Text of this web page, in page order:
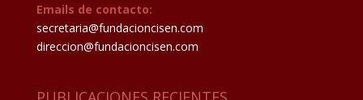
Emails de contacto:
secretaria@fundacioncisen.com
direccion@fundacioncisen.com